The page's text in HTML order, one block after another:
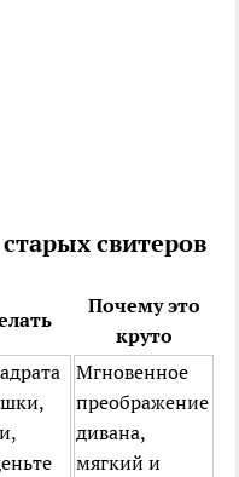
свитеров
Почему это
круто
Мгновенное
преображение
дивана,
мягкий и